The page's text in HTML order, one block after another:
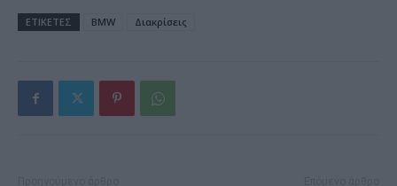
ΕΤΙΚΕΤΕΣ BMW Διακρίσεις